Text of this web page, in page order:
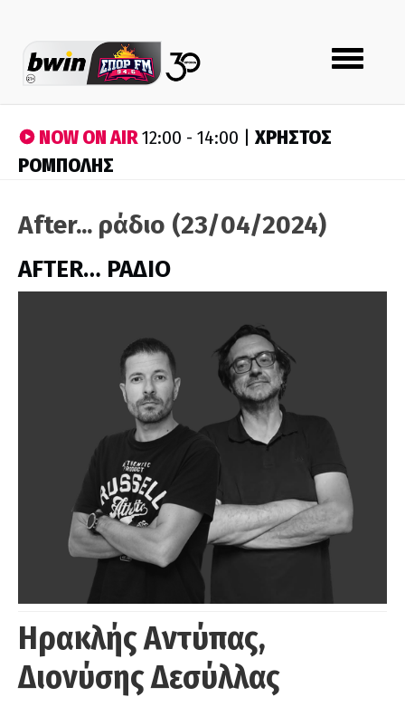
Toggle
navigation
NOW ON AIR12:00 - 14:00 | ΧΡΗΣΤΟΣ
ΡΟΜΠΟΛΗΣ
After... ράδιο (23/04/2024)
AFTER… ΡΑΔΙΟ
Ηρακλής Αντύπας,
Διονύσης Δεσύλλας